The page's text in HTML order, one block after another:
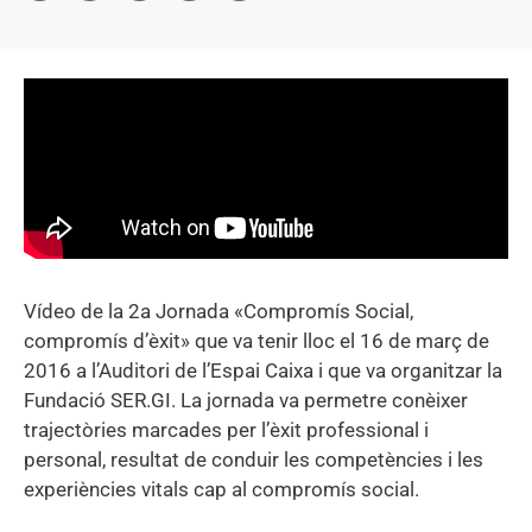
Vídeo de la 2a Jornada «Compromís Social,
compromís d’èxit» que va tenir lloc el 16 de març de
2016 a l’Auditori de l’Espai Caixa i que va organitzar la
Fundació SER.GI. La jornada va permetre conèixer
trajectòries marcades per l’èxit professional i
personal, resultat de conduir les competències i les
experiències vitals cap al compromís social.